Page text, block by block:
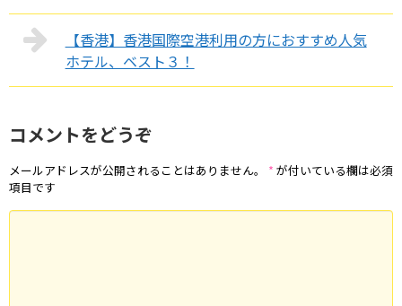
【香港】香港国際空港利用の方におすすめ人気
ホテル、ベスト３！
コメントをどうぞ
メールアドレスが公開されることはありません。 * が付いている欄は必須
項目です